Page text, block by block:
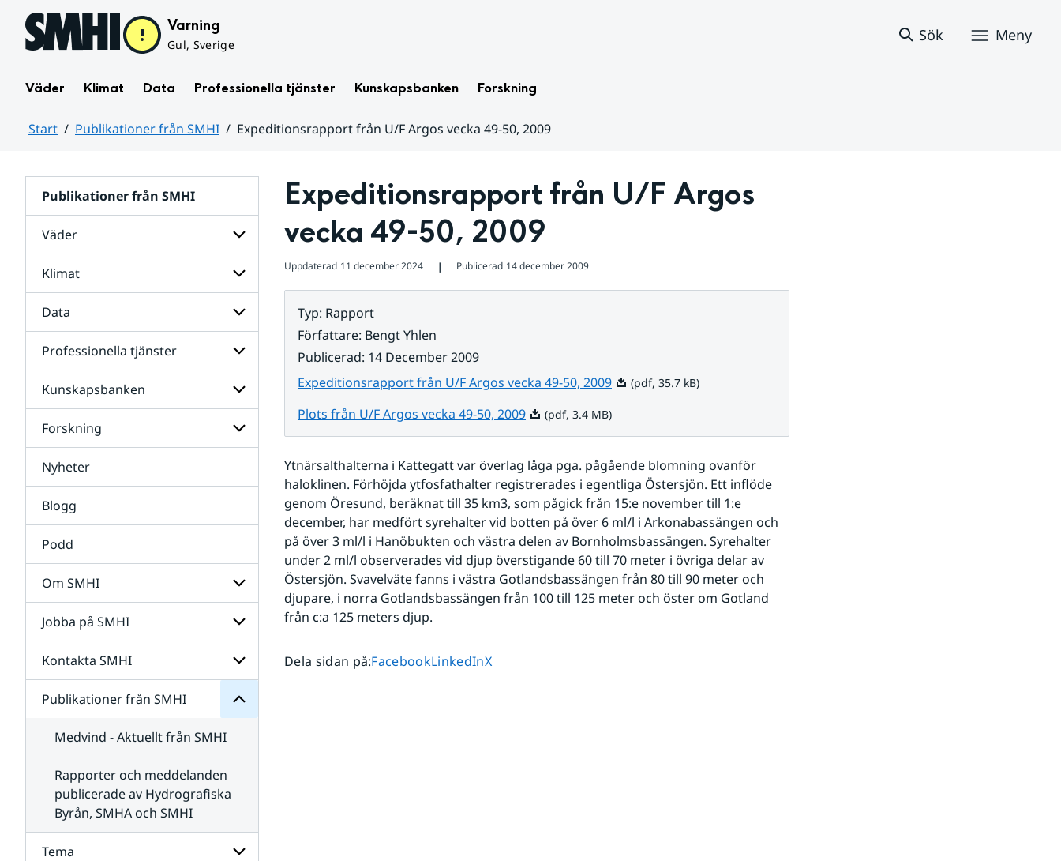
Hoppa till sidans innehåll Varning
Gul, Sverige
Sök Meny
Väder Klimat Data Professionella tjänster Kunskapsbanken Forskning
Start Publikationer från SMHI
Expeditionsrapport från U/F Argos vecka 49-50, 2009
Publikationer från SMHI
Väder
Undersidor
för
Väder
Klimat
Undersidor
för
Klimat
Data
Undersidor
för
Data
Professionella tjänster
Undersidor
för
Professionella
tjänster
Kunskapsbanken
Undersidor
för
Kunskapsbanken
Forskning
Undersidor
för
Forskning
Nyheter
Blogg
Podd
Om SMHI
Undersidor
för
Om
SMHI
Jobba på SMHI
Undersidor
för
Jobba
på
Kontakta SMHI
Undersidor
Kontakta
SMHI
Publikationer från SMHI
Undersidor
för
Publikationer
från
SMHI
Medvind - Aktuellt från SMHI
Rapporter och meddelanden
publicerade av Hydrografiska
Byrån, SMHA och SMHI
Tema
Expeditionsrapport från U/F Argos
vecka 49-50, 2009
Uppdaterad 11 december 2024 ❘ Publicerad 14 december 2009
Typ: Rapport
Författare: Bengt Yhlen
Publicerad: 14 December 2009
Expeditionsrapport från U/F Argos vecka 49-50, 2009Pdf, 35.7 kB.
(pdf, 35.7 kB)
Plots från U/F Argos vecka 49-50, 2009Pdf, 3.4 MB.
(pdf, 3.4 MB)
Ytnärsalthalterna i Kattegatt var överlag låga pga. pågående blomning ovanför
haloklinen. Förhöjda ytfosfathalter registrerades i egentliga Östersjön. Ett inflöde
genom Öresund, beräknat till 35 km3, som pågick från 15:e november till 1:e
december, har medfört syrehalter vid botten på över 6 ml/l i Arkonabassängen och
på över 3 ml/l i Hanöbukten och västra delen av Bornholmsbassängen. Syrehalter
under 2 ml/l observerades vid djup överstigande 60 till 70 meter i övriga delar av
Östersjön. Svavelväte fanns i västra Gotlandsbassängen från 80 till 90 meter och
djupare, i norra Gotlandsbassängen från 100 till 125 meter och öster om Gotland
från c:a 125 meters djup.
Dela sidan på:Dela sidan på
FacebookDela sidan på
LinkedInDela sidan på
X